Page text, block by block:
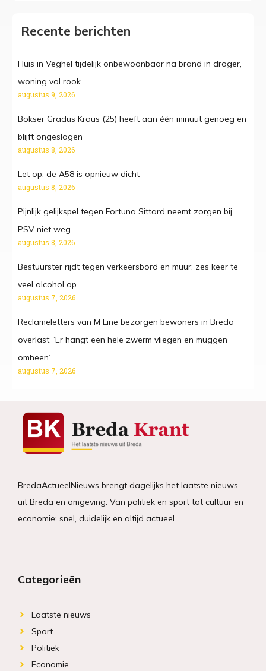
Recente berichten
Huis in Veghel tijdelijk onbewoonbaar na brand in droger,
woning vol rook
augustus 9, 2026
Bokser Gradus Kraus (25) heeft aan één minuut genoeg en
blijft ongeslagen
augustus 8, 2026
Let op: de A58 is opnieuw dicht
augustus 8, 2026
Pijnlijk gelijkspel tegen Fortuna Sittard neemt zorgen bij
PSV niet weg
augustus 8, 2026
Bestuurster rijdt tegen verkeersbord en muur: zes keer te
veel alcohol op
augustus 7, 2026
Reclameletters van M Line bezorgen bewoners in Breda
overlast: ‘Er hangt een hele zwerm vliegen en muggen
omheen’
augustus 7, 2026
BredaActueelNieuws brengt dagelijks het laatste nieuws
uit Breda en omgeving. Van politiek en sport tot cultuur en
economie: snel, duidelijk en altijd actueel.
Categorieën
Laatste nieuws
Sport
Politiek
Economie